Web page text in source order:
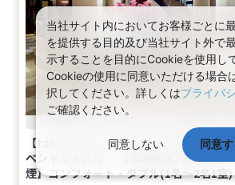
【tabiwaトラベル/WESTER会員限定
ペシャル★北陸 【早期申込】60日前ま
煙】コンフォート・ダブル(1名～2名1室)
当社サイト内においてお客様ごとに
を提供する目的及び当社サイト外で
示することを目的にCookieを使用し
Cookieの使用に同意いただける場合
択してください。詳しくはプライバ
ご確認ください。
同意しない 同意